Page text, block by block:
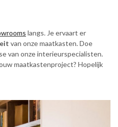
langs. Je ervaart er
van onze maatkasten. Doe
van onze interieurspecialisten.
maatkastenproject? Hopelijk